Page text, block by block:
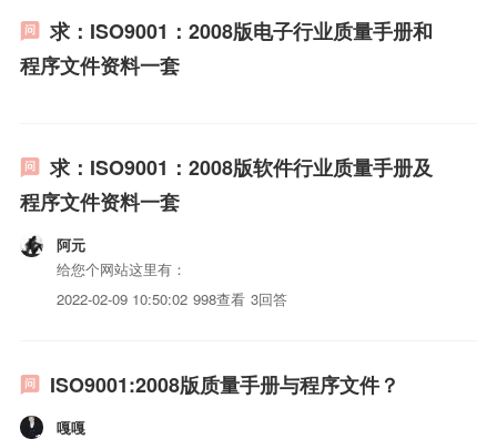
求：ISO9001：2008版电子行业质量手册和
程序文件资料一套
求：ISO9001：2008版软件行业质量手册及
程序文件资料一套
阿元
给您个网站这里有：
2022-02-09 10:50:02 998查看 3回答
ISO9001:2008版质量手册与程序文件？
嘎嘎